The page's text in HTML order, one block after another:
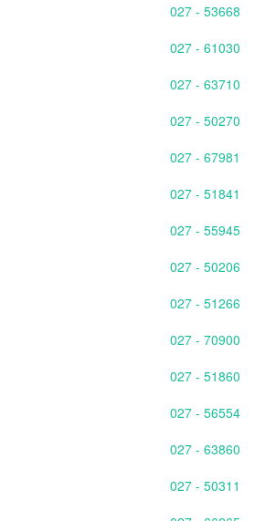
027 - 53668
027 - 61030
027 - 63710
027 - 50270
027 - 67981
027 - 51841
027 - 55945
027 - 50206
027 - 51266
027 - 70900
027 - 51860
027 - 56554
027 - 63860
027 - 50311